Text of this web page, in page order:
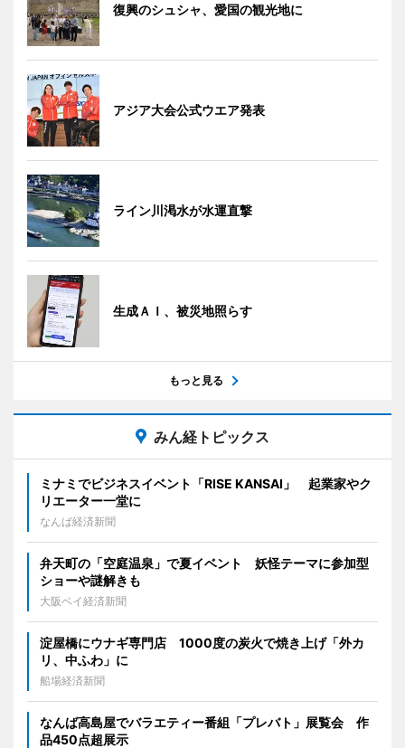
復興のシュシャ、愛国の観光地に
アジア大会公式ウエア発表
ライン川渇水が水運直撃
生成ＡＩ、被災地照らす
もっと見る
みん経トピックス
ミナミでビジネスイベント「RISE KANSAI」 起業家やク
リエーター一堂に
なんば経済新聞
弁天町の「空庭温泉」で夏イベント 妖怪テーマに参加型
ショーや謎解きも
大阪ベイ経済新聞
淀屋橋にウナギ専門店 1000度の炭火で焼き上げ「外カ
リ、中ふわ」に
船場経済新聞
なんば高島屋でバラエティー番組「プレバト」展覧会 作
品450点超展示